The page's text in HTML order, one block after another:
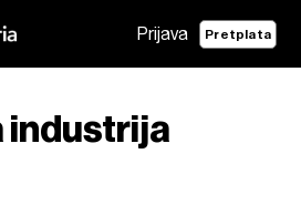
Prijava Pretplata